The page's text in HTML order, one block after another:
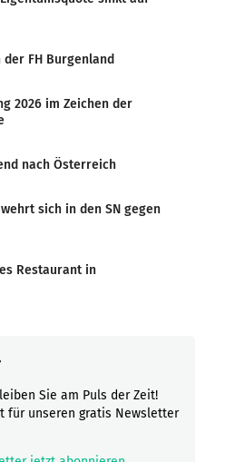
FH Burgenland
2026 im Zeichen der
nach Österreich
sich in den SN gegen
Restaurant in
Sie am Puls der Zeit!
für unseren gratis Newsletter